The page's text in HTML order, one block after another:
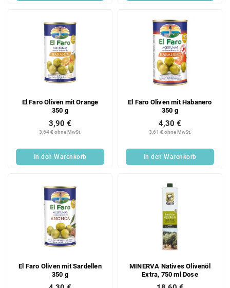
El Faro Oliven mit Orange
350 g
3,64 € ohne MwSt.
3,90 €
In den Warenkorb
El Faro Oliven mit Habanero
350 g
3,61 € ohne MwSt.
4,30 €
In den Warenkorb
El Faro Oliven mit Sardellen
350 g
MINERVA Natives Olivenöl
Extra, 750 ml Dose